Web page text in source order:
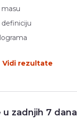
Vidi rezultate
u zadnjih 7 dana